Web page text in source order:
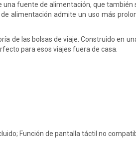
una fuente de alimentación, que
alimentación admite un uso más
de las bolsas de viaje. Construido en
para esos viajes fuera de casa.
Función de pantalla táctil no